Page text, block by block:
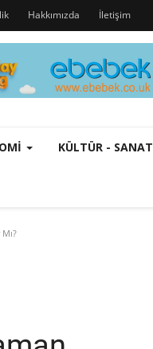
Hakkımızda İletişim
KÜLTÜR - SANAT